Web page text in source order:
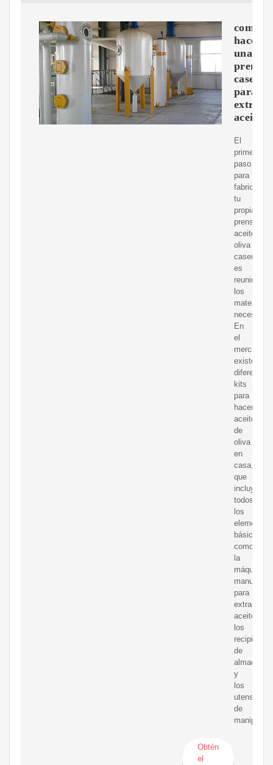
como
hacer
una
prensa
casera
para
extraer
aceite
El
primer
paso
para
fabricar
tu
propia
prensa
aceite
oliva
casera
es
reunir
los
materiales
En
el
mercado
existen
diferentes
kits
para
hacer
aceite
de
oliva
en
casa,
que
incluyen
todos
los
elementos
básicos
como
la
máquina
manual
para
extraer
aceite,
los
recipientes
de
y
los
utensilios
de
Obtén
el